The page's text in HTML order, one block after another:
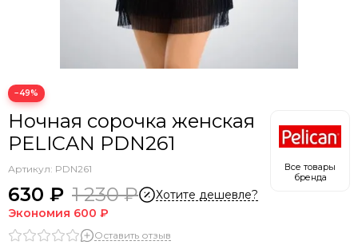
−49%
Ночная сорочка женская
PELICAN PDN261
Артикул: PDN261
630 ₽ 1 230 ₽
Экономия 600 ₽
Хотите дешевле?
Все товары
бренда
Оставить отзыв